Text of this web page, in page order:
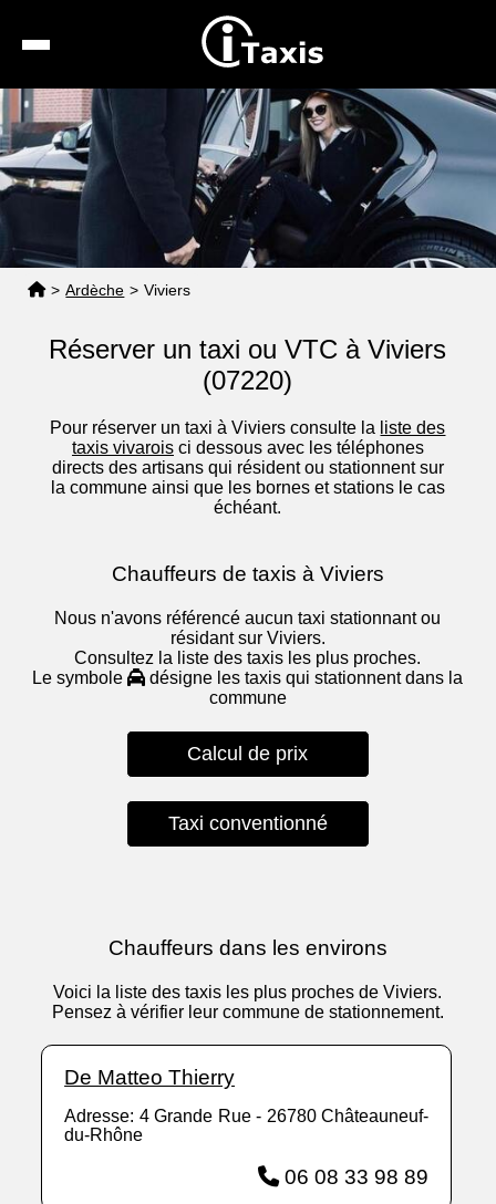
Recherche
Calcul de tarif
Taxis conventionnés
Espace pro
> Ardèche > Viviers
Réserver un taxi ou VTC à Viviers
(07220)
Pour réserver un taxi à Viviers consulte la liste des
taxis vivaroisci dessous avec les téléphones
directs des artisans qui résident ou stationnent sur
la commune ainsi que les bornes et stations le cas
échéant.
Chauffeurs de taxis à Viviers
Nous n'avons référencé aucun taxi stationnant ou
résidant sur Viviers.
Consultez la liste des taxis les plus proches.
Le symbole
désigne les taxis qui stationnent dans la
commune
Calcul de prix
Taxi conventionné
Chauffeurs dans les environs
Voici la liste des taxis les plus proches de Viviers.
Pensez à vérifier leur commune de stationnement.
De Matteo Thierry
Adresse: 4 Grande Rue - 26780 Châteauneuf-
du-Rhône
06 08 33 98 89